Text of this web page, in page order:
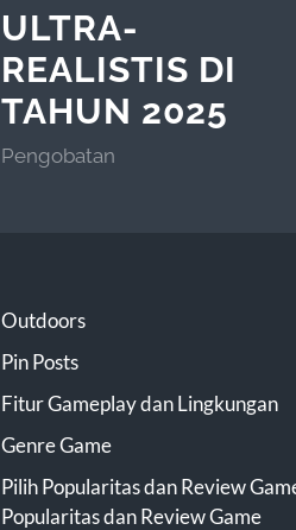
ULTRA-
REALISTIS DI
TAHUN 2025
Pengobatan
Outdoors
Pin Posts
Fitur Gameplay dan Lingkungan
Genre Game
Pilih Popularitas dan Review
Popularitas dan Review Game